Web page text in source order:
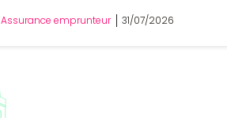
immobilier à tout moment, sans attendre
respect de l'équivalence de couverture et
Assurance emprunteur 31/07/2026